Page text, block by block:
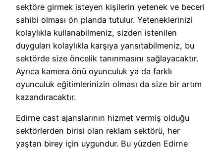
sektöre girmek isteyen kişilerin yetenek ve beceri
sahibi olması ön planda tutulur. Yeteneklerinizi
kolaylıkla kullanabilmeniz, sizden istenilen
duyguları kolaylıkla karşıya yansıtabilmeniz, bu
sektörde size öncelik tanınmasını sağlayacaktır.
Ayrıca kamera önü oyunculuk ya da farklı
oyunculuk eğitimlerinizin olması da size bir artım
kazandıracaktır.
Edirne cast ajanslarının hizmet vermiş olduğu
sektörlerden birisi olan reklam sektörü, her
yaştan birey için uygundur. Bu yüzden Edirne